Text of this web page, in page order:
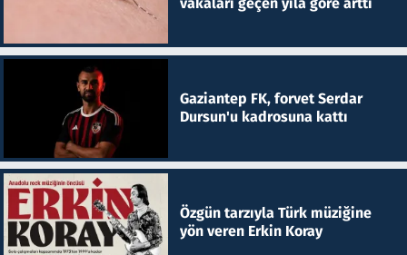
Gaziantep FK, forvet Serdar
Dursun'u kadrosuna kattı
Özgün tarzıyla Türk müziğine
yön veren Erkin Koray